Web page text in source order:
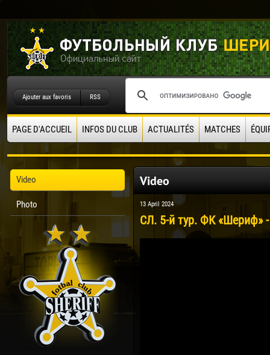
Ajouter aux favoris RSS
PAGE D'ACCUEIL INFOS DU CLUB ACTUALITÉS MATCHES
Video
Photo
Video
13 April 2024
СЛ. 5-й тур. ФК «Шериф»